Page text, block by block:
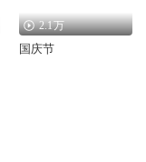
2.1万
国庆节